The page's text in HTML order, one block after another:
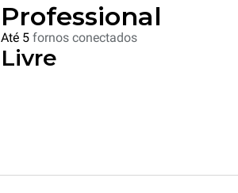
Professional
Até 5 fornos conectados
Livre